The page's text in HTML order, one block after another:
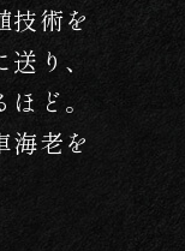
技術を
り、
ど。
海老を